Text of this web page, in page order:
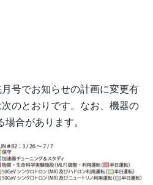
号でお知らせの計画に変更有
のとおりです。なお、機器の
合があります。